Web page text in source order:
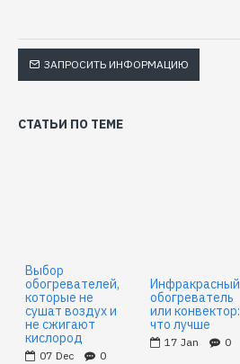
ЗАПРОСИТЬ ИНФОРМАЦИЮ
СТАТЬИ ПО ТЕМЕ
Выбор
обогревателей,
которые не
сушат воздух и
не сжигают
кислород
07 Dec 0
Инфракрасный
обогреватель
или конвектор:
что лучше
17 Jan 0